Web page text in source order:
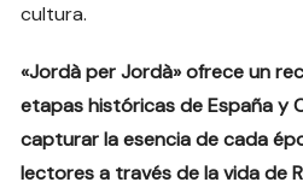
cultura.
«Jordà per Jordà» ofrece un
etapas históricas de España y
capturar la esencia de cada
lectores a través de la vida de